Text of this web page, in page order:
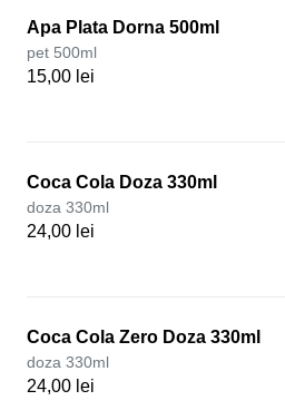
Apa Plata Dorna 500ml
pet 500ml
15,00 lei
Coca Cola Doza 330ml
doza 330ml
24,00 lei
Coca Cola Zero Doza 330ml
doza 330ml
24,00 lei